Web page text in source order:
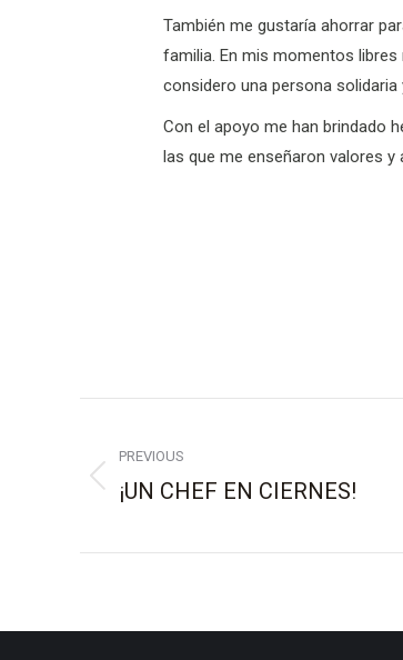
También me gustaría ahorrar
familia. En mis momentos
considero una persona
Con el apoyo me han brindado
las que me enseñaron valores y
navigation
PREVIOUS
Previous
¡UN CHEF EN CIERNES!